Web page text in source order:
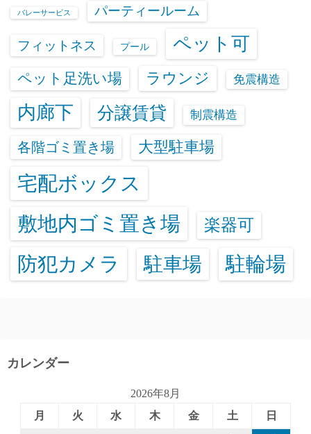
バレーサービス パーティールーム
フィットネス プール ペット可
ペット足洗い場 ラウンジ 免震構造
内廊下 分譲賃貸 制震構造
各階ゴミ置き場 大型駐車場
宅配ボックス
敷地内ゴミ置き場
楽器可
防犯カメラ 駐車場 駐輪場
カレンダー
2026年8月
月
火 水 木 金 土 日